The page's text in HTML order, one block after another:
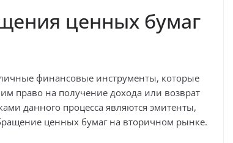
ценных бумаг
финансовые инструменты, которые
право на получение дохода или возврат
данного процесса являются эмитенты,
ценных бумаг на вторичном рынке.